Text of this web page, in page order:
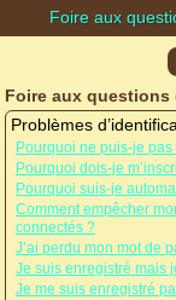
Foire aux
Foire aux questions
Problèmes
Pourquoi ne puis-je
Pourquoi dois-je
Pourquoi suis-je
Comment empêcher
connectés ?
J’ai perdu mon mot de
Je suis enregistré mais
Je me suis enregistré